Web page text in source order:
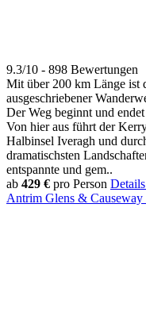
9.3/10 - 898 Bewertungen
Mit über 200 km Länge ist
ausgeschriebener
Der Weg beginnt und
Von hier aus führt der
Halbinsel Iveragh und
dramatischsten
entspannte und gem..
ab 429 € pro Person
Antrim Glens & Causeway